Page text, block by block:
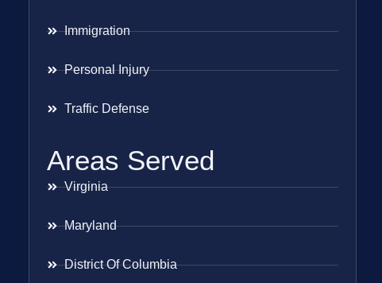
Immigration
Personal Injury
Traffic Defense
Areas Served
Virginia
Maryland
District Of Columbia